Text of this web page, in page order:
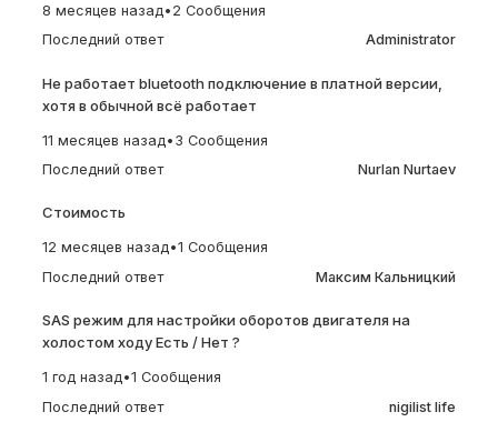
8 месяцев назад • 2 Сообщения
Последний ответ
Administrator
Не работает bluetooth подключение в платной версии,
хотя в обычной всё работает
11 месяцев назад • 3 Сообщения
Последний ответ
Nurlan Nurtaev
Стоимость
12 месяцев назад•1 Сообщения
Последний ответ
Максим Кальницкий
SAS режим для настройки оборотов двигателя на
холостом ходу Есть / Нет ?
1 год назад•1 Сообщения
Последний ответ
nigilist life